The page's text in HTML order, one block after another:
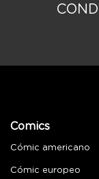
Comics
Cómic americano
Cómic europeo